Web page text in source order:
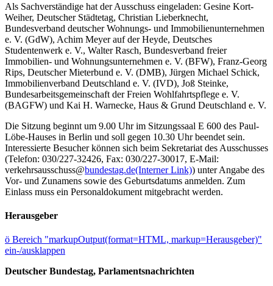
Als Sachverständige hat der Ausschuss eingeladen: Gesine Kort-
Weiher, Deutscher Städtetag, Christian Lieberknecht,
Bundesverband deutscher Wohnungs- und Immobilienunternehmen
e. V. (GdW), Achim Meyer auf der Heyde, Deutsches
Studentenwerk e. V., Walter Rasch, Bundesverband freier
Immobilien- und Wohnungsunternehmen e. V. (BFW), Franz-Georg
Rips, Deutscher Mieterbund e. V. (DMB), Jürgen Michael Schick,
Immobilienverband Deutschland e. V. (IVD), Joß Steinke,
Bundesarbeitsgemeinschaft der Freien Wohlfahrtspflege e. V.
(BAGFW) und Kai H. Warnecke, Haus & Grund Deutschland e. V.
Die Sitzung beginnt um 9.00 Uhr im Sitzungssaal E 600 des Paul-
Löbe-Hauses in Berlin und soll gegen 10.30 Uhr beendet sein.
Interessierte Besucher können sich beim Sekretariat des Ausschusses
(Telefon: 030/227-32426, Fax: 030/227-30017, E-Mail:
verkehrsausschuss@bundestag.de(Interner Link)) unter Angabe des
Vor- und Zunamens sowie des Geburtsdatums anmelden. Zum
Einlass muss ein Personaldokument mitgebracht werden.
Herausgeber
ö Bereich "markupOutput(format=HTML, markup=Herausgeber)"
ein-/ausklappen
Deutscher Bundestag, Parlamentsnachrichten